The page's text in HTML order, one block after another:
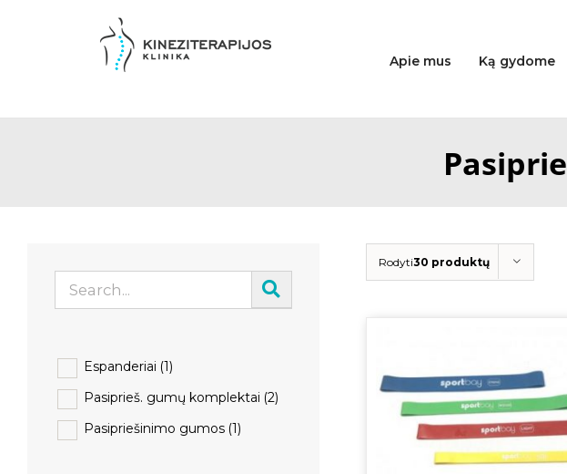
Apie mus Ką gydome
Rodyti30 produktų
Espanderiai (1)
Pasiprieš. gumų komplektai (2)
Pasipriešinimo gumos (1)